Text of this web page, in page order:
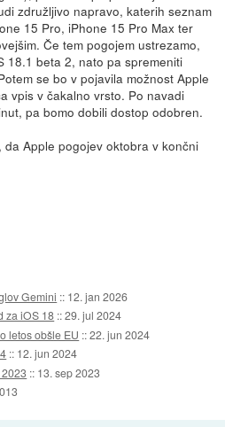
združljivo napravo, katerih seznam
15 Pro, iPhone 15 Pro Max ter
Če tem pogojem ustrezamo,
18.1 beta 2, nato pa spremeniti
se bo v pojavila možnost Apple
vpis v čakalno vrsto. Po navadi
pa bomo dobili dostop odobren.
Apple pogojev oktobra v končni
Gemini :: 12. jan 2026
za iOS 18 ::29. jul 2024
letos obšle EU ::22. jun 2024
:: 12. jun 2024
:: 13. sep 2023